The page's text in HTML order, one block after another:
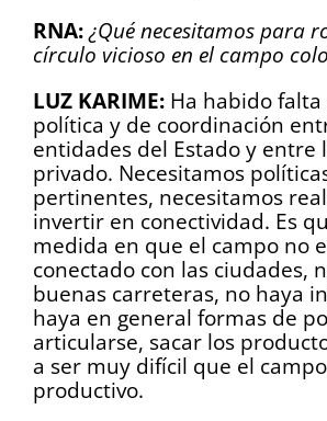
RNA: ¿Qué necesitamos para
círculo vicioso en el campo
LUZ KARIME: Ha habido
política y de coordinación
entidades del Estado y entre
privado. Necesitamos
pertinentes, necesitamos
invertir en conectividad. Es
medida en que el campo no
conectado con las ciudades,
buenas carreteras, no haya
haya en general formas de
articularse, sacar los
a ser muy difícil que el
productivo.